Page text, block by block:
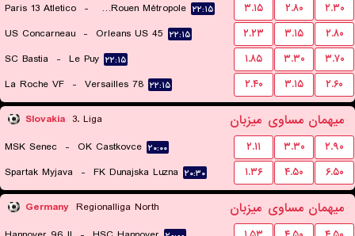
Paris 13 Atletico - US Quevilly-Rouen Métropole ۲۲:۱۵ ۳.۱۵ ۲.۸۰
۲.۳۰
US Concarneau - Orleans US 45 ۲۲:۱۵ ۲.۲۳ ۳.۱۵
۲.۸۰
SC Bastia - Le Puy ۲۲:۱۵ ۱.۸۵ ۳.۳۰
۳.۷۰
La Roche VF - Versailles 78 ۲۲:۱۵ ۲.۴۰ ۳.۱۵ ۲.۶۰
Slovakia 3. Liga میزبان مساوی میهمان
MSK Senec - OK Castkovce ۲۰:۰۰ ۲.۱۱ ۳.۳۰
۲.۹۰
Spartak Myjava - FK Dunajska Luzna ۲۰:۳۰ ۱.۳۶ ۴.۵۰ ۶.۵۰
Germany Regionalliga North میزبان مساوی میهمان